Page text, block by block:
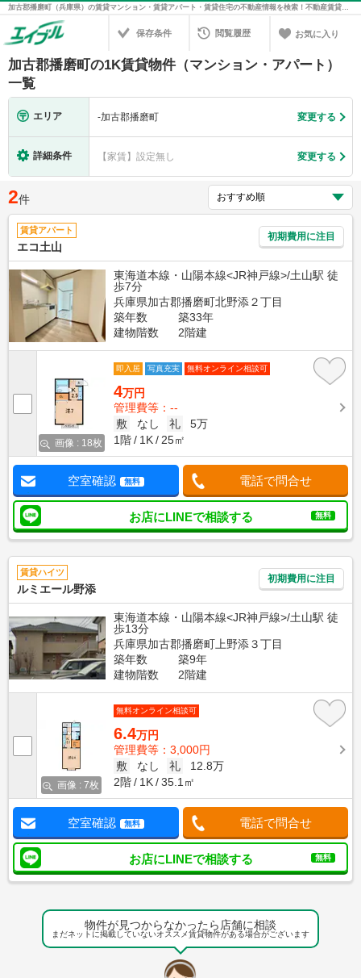
加古郡播磨町（兵庫県）の賃貸マンション・賃貸アパート・賃貸住宅の不動産情報を検索！不動産賃貸の物件探しは、お部屋探しのエイブル
保存条件 閲覧履歴 お気に入り
加古郡播磨町の1K賃貸物件（マンション・アパート）
一覧
エリア -加古郡播磨町 変更する
詳細条件 【家賃】設定無し 変更する
2件
賃貸アパート
エコ土山
初期費用に注目
東海道本線・山陽本線<JR神戸線>/土山駅 徒
歩7分
兵庫県加古郡播磨町北野添２丁目
築年数
築33年
建物階数
2階建
画像 : 18枚
即入居 写真充実 無料オンライン相談可
4万円
管理費等：--
敷
なし 礼
5万
1階
1K 25㎡
空室確認 無料 電話で問合せ
お店にLINEで相談する 無料
賃貸ハイツ
ルミエール野添
初期費用に注目
東海道本線・山陽本線<JR神戸線>/土山駅 徒
歩13分
兵庫県加古郡播磨町上野添３丁目
築年数
築9年
建物階数
2階建
画像 : 7枚
無料オンライン相談可
6.4万円
管理費等：3,000円
敷
なし 礼
12.8万
2階
1K 35.1㎡
空室確認 無料 電話で問合せ
お店にLINEで相談する 無料
物件が見つからなかったら店舗に相談
まだネットに掲載していないオススメ賃貸物件がある場合がございます